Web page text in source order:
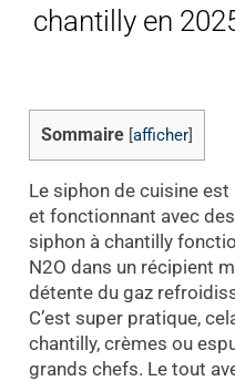
chantilly en
Sommaire afficher]
Le siphon de cuisine
et fonctionnant avec
siphon à chantilly
N2O dans un récipient
détente du gaz
C’est super pratique,
chantilly, crèmes ou
grands chefs. Le tout